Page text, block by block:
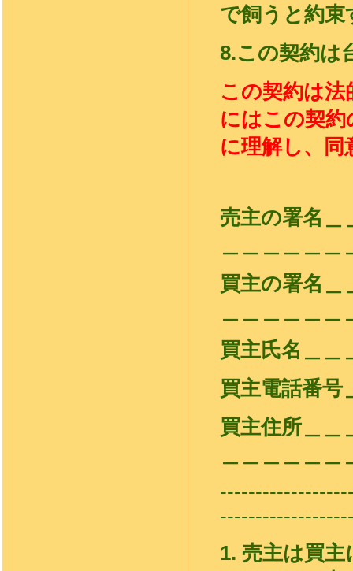
で飼うと約束
8.この契約は
この契約は
にはこの契
に理解し、
売主の署名
買主の署名
買主氏名＿＿
買主電話番号
買主住所＿＿
1. 売主は買主